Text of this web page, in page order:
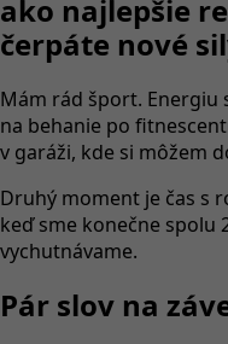
ako najlepšie
čerpáte nové
Mám rád šport. Energiu
na behanie po
v garáži, kde si môžem
Druhý moment je čas s
keď sme konečne spolu
vychutnávame.
Pár slov na